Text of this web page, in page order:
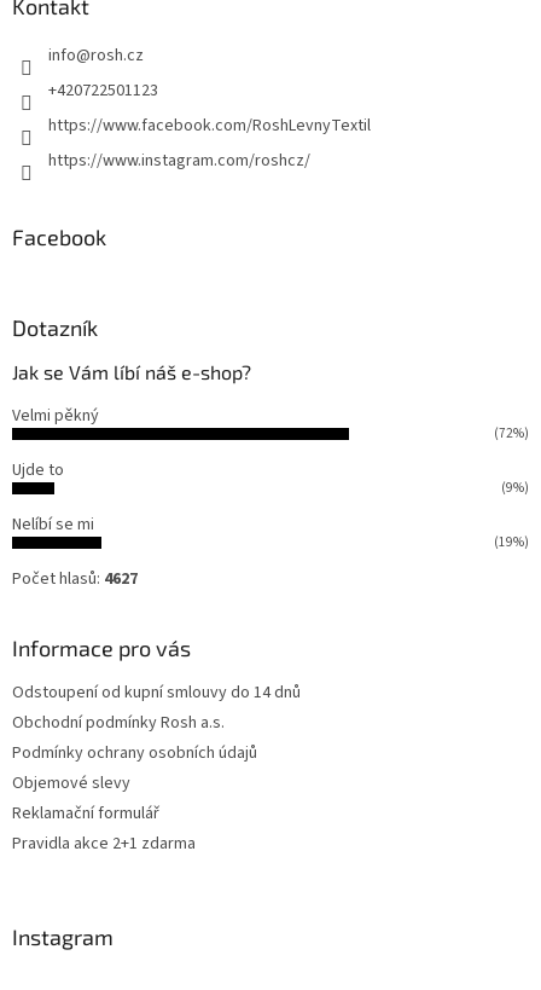
Kontakt
info@rosh.cz
+420722501123
https://www.facebook.com/RoshLevnyTextil
https://www.instagram.com/roshcz/
Facebook
Dotazník
Jak se Vám líbí náš e-shop?
Velmi pěkný
(72%)
Ujde to
(9%)
Nelíbí se mi
(19%)
Počet hlasů: 4627
Informace pro vás
Odstoupení od kupní smlouvy do 14 dnů
Obchodní podmínky Rosh a.s.
Podmínky ochrany osobních údajů
Objemové slevy
Reklamační formulář
Pravidla akce 2+1 zdarma
Instagram